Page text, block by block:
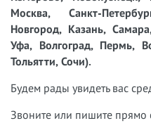
Москва, Санкт-
Новгород, Казань,
Уфа, Волгоград, Пермь,
Тольятти, Сочи).
Будем рады увидеть вас
Звоните или пишите прямо